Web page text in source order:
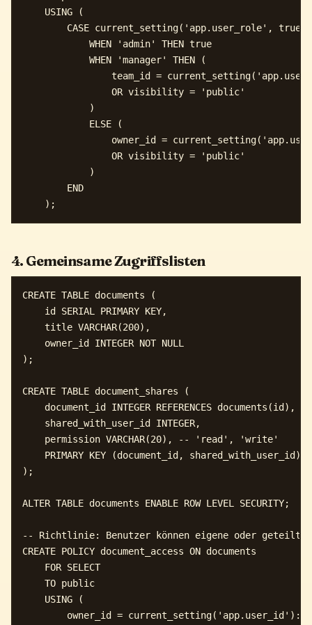
    USING (
        CASE current_setting('app.user_role', true)
            WHEN 'admin' THEN true
            WHEN 'manager' THEN (
team_id =
                OR visibility = 'public'
            )
            ELSE (
owner_id =
                OR visibility = 'public'
            )
        END
4. Gemeinsame Zugriffslisten
CREATE TABLE documents (
    id SERIAL PRIMARY KEY,
    title VARCHAR(200),
    owner_id INTEGER NOT NULL
);
CREATE TABLE document_shares (
    document_id INTEGER REFERENCES documents(id),
    shared_with_user_id INTEGER,
    permission VARCHAR(20), -- 'read', 'write'
    PRIMARY KEY (document_id, shared_with_user_id)
);
ALTER TABLE documents ENABLE ROW LEVEL SECURITY;
-- Richtlinie: Benutzer können eigene oder geteilte
CREATE POLICY document_access ON documents
    FOR SELECT
    TO public
    USING (
owner_id =